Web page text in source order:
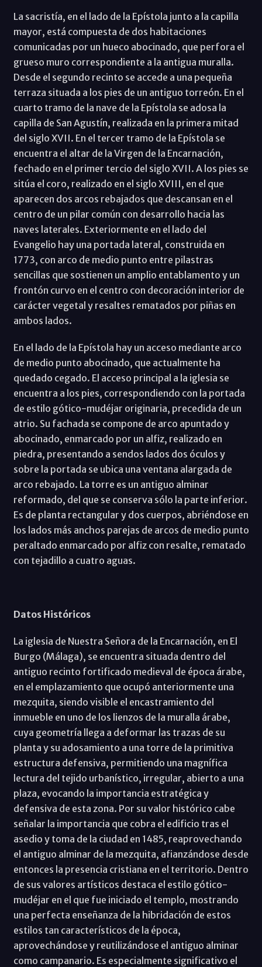
La sacristía, en el lado de la Epístola junto a la capilla
mayor, está compuesta de dos habitaciones
comunicadas por un hueco abocinado, que perfora el
grueso muro correspondiente a la antigua muralla.
Desde el segundo recinto se accede a una pequeña
terraza situada a los pies de un antiguo torreón. En el
cuarto tramo de la nave de la Epístola se adosa la
capilla de San Agustín, realizada en la primera mitad
del siglo XVII. En el tercer tramo de la Epístola se
encuentra el altar de la Virgen de la Encarnación,
fechado en el primer tercio del siglo XVII. A los pies se
sitúa el coro, realizado en el siglo XVIII, en el que
aparecen dos arcos rebajados que descansan en el
centro de un pilar común con desarrollo hacia las
naves laterales. Exteriormente en el lado del
Evangelio hay una portada lateral, construida en
1773, con arco de medio punto entre pilastras
sencillas que sostienen un amplio entablamento y un
frontón curvo en el centro con decoración interior de
carácter vegetal y resaltes rematados por piñas en
ambos lados.
En el lado de la Epístola hay un acceso mediante arco
de medio punto abocinado, que actualmente ha
quedado cegado. El acceso principal a la iglesia se
encuentra a los pies, correspondiendo con la portada
de estilo gótico-mudéjar originaria, precedida de un
atrio. Su fachada se compone de arco apuntado y
abocinado, enmarcado por un alfiz, realizado en
piedra, presentando a sendos lados dos óculos y
sobre la portada se ubica una ventana alargada de
arco rebajado. La torre es un antiguo alminar
reformado, del que se conserva sólo la parte inferior.
Es de planta rectangular y dos cuerpos, abriéndose en
los lados más anchos parejas de arcos de medio punto
peraltado enmarcado por alfiz con resalte, rematado
con tejadillo a cuatro aguas.
Datos Históricos
La iglesia de Nuestra Señora de la Encarnación, en El
Burgo (Málaga), se encuentra situada dentro del
antiguo recinto fortificado medieval de época árabe,
en el emplazamiento que ocupó anteriormente una
mezquita, siendo visible el encastramiento del
inmueble en uno de los lienzos de la muralla árabe,
cuya geometría llega a deformar las trazas de su
planta y su adosamiento a una torre de la primitiva
estructura defensiva, permitiendo una magnífica
lectura del tejido urbanístico, irregular, abierto a una
plaza, evocando la importancia estratégica y
defensiva de esta zona. Por su valor histórico cabe
señalar la importancia que cobra el edificio tras el
asedio y toma de la ciudad en 1485, reaprovechando
el antiguo alminar de la mezquita, afianzándose desde
entonces la presencia cristiana en el territorio. Dentro
de sus valores artísticos destaca el estilo gótico-
mudéjar en el que fue iniciado el templo, mostrando
una perfecta enseñanza de la hibridación de estos
estilos tan característicos de la época,
aprovechándose y reutilizándose el antiguo alminar
como campanario. Es especialmente significativo el